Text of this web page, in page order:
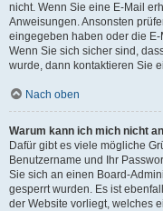
nicht. Wenn Sie eine E-Mail
Anweisungen. Ansonsten
eingegeben haben oder die
Wenn Sie sich sicher sind,
wurde, dann kontaktieren Sie
Nach oben
Warum kann ich mich nicht
Dafür gibt es viele mögliche
Benutzername und Ihr
Sie sich an einen Board-
gesperrt wurden. Es ist
der Website vorliegt, welches